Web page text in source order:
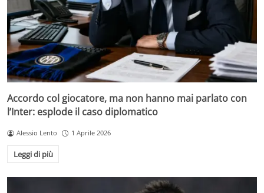
Accordo col giocatore, ma non hanno mai parlato con
l’Inter: esplode il caso diplomatico
Alessio Lento 1 Aprile 2026
Leggi di più